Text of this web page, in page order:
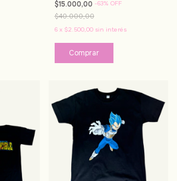
$15.000,00 -63% OFF
$40.000,00
6 x $2.500,00 sin interés